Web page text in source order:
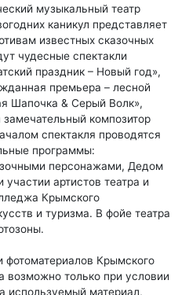
музыкальный театр
каникул представляет
известных сказочных
чудесные спектакли
праздник – Новый год»,
премьера – лесной
Шапочка & Серый Волк»,
композитор
спектакля проводятся
программы:
персонажами, Дедом
артистов театра и
Крымского
и туризма. В фойе театра
фотоматериалов Крымского
возможно только при условии
используемый материал,